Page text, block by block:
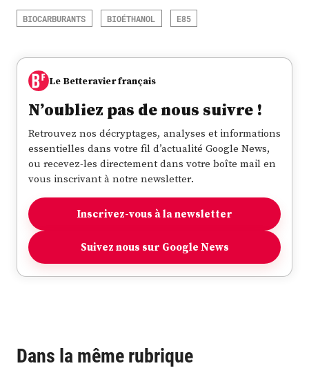
BIOCARBURANTS BIOÉTHANOL E85
Le Betteravier français
N’oubliez pas de nous suivre !
Retrouvez nos décryptages, analyses et informations
essentielles dans votre fil d’actualité Google News,
ou recevez-les directement dans votre boîte mail en
vous inscrivant à notre newsletter.
Inscrivez-vous à la newsletter
Suivez nous sur Google News
Dans la même rubrique